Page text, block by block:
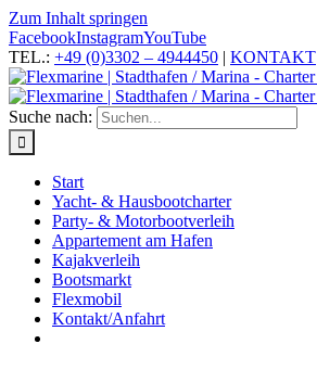
Zum Inhalt springen
FacebookInstagramYouTube
TEL.: +49 (0)3302 – 4944450 | KONTAKT
Suche nach:
Start
Yacht- & Hausbootcharter
Party- & Motorbootverleih
Appartement am Hafen
Kajakverleih
Bootsmarkt
Flexmobil
Kontakt/Anfahrt